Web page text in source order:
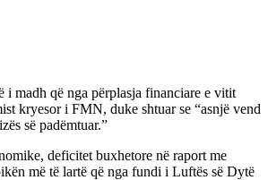
i madh që nga përplasja financiare e vitit
kryesor i FMN, duke shtuar se “asnjë vend
së padëmtuar.”
deficitet buxhetore në raport me
më të lartë që nga fundi i Luftës së Dytë